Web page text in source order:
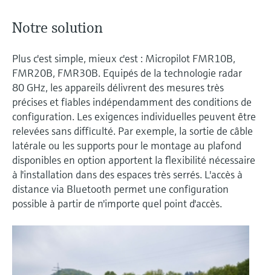
Notre solution
Plus c'est simple, mieux c'est : Micropilot FMR10B,
FMR20B, FMR30B. Equipés de la technologie radar
80 GHz, les appareils délivrent des mesures très
précises et fiables indépendamment des conditions de
configuration. Les exigences individuelles peuvent être
relevées sans difficulté. Par exemple, la sortie de câble
latérale ou les supports pour le montage au plafond
disponibles en option apportent la flexibilité nécessaire
à l'installation dans des espaces très serrés. L'accès à
distance via Bluetooth permet une configuration
possible à partir de n'importe quel point d'accès.